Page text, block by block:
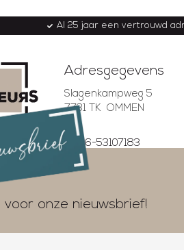
Al 25 jaar een vertrouwd
Adresgegevens
Slagenkampweg 5
7731 TK OMMEN
06-53107183
06-53299257
voor onze nieuwsbrief!